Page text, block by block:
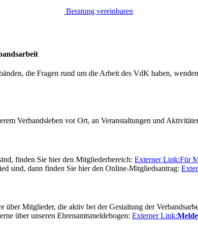
Beratung vereinbaren
die Fragen rund um die Arbeit des VdK haben,
Verbandsleben vor Ort, an Veranstaltungen und
finden Sie hier den Mitgliederbereich: Externer Link:Für
sind, dann finden Sie hier den Online-Mitgliedsantrag:
über Mitglieder, die aktiv bei der Gestaltung der
über unseren Ehrenamtsmeldebogen: Externer Link: